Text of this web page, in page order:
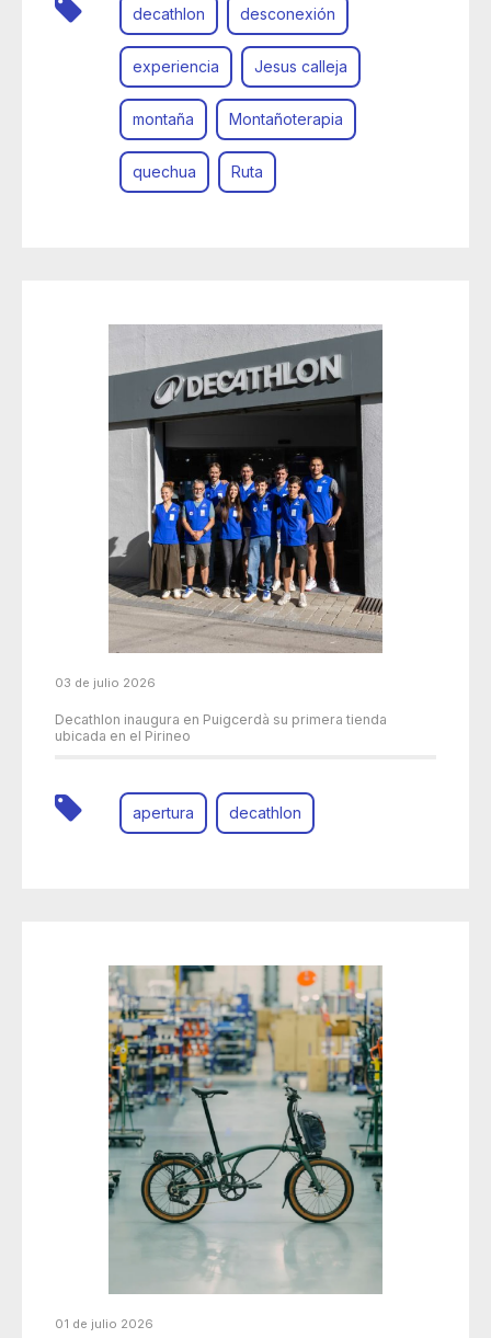
decathlon desconexión
experiencia Jesus calleja
montaña Montañoterapia
quechua Ruta
03 de julio 2026
Decathlon inaugura en Puigcerdà su primera tienda
ubicada en el Pirineo
apertura decathlon
01 de julio 2026